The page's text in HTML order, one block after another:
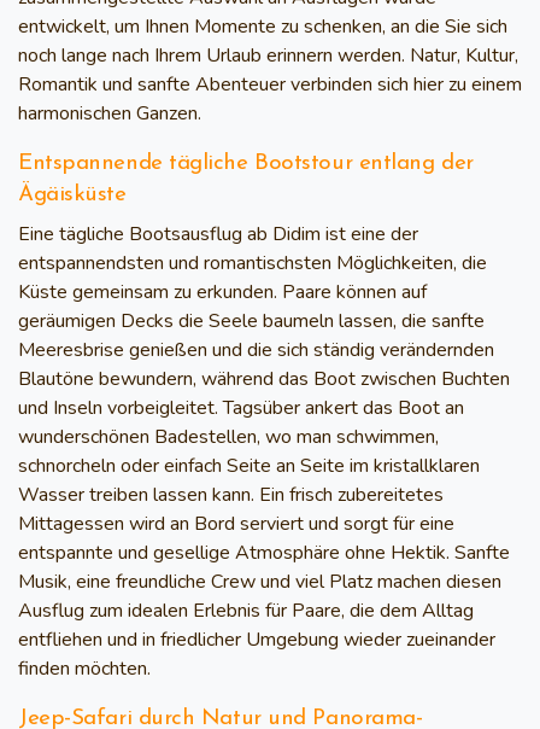
entwickelt, um Ihnen Momente zu schenken, an die Sie sich
noch lange nach Ihrem Urlaub erinnern werden. Natur, Kultur,
Romantik und sanfte Abenteuer verbinden sich hier zu einem
harmonischen Ganzen.
Entspannende tägliche Bootstour entlang der
Ägäisküste
Eine tägliche Bootsausflug ab Didim ist eine der
entspannendsten und romantischsten Möglichkeiten, die
Küste gemeinsam zu erkunden. Paare können auf
geräumigen Decks die Seele baumeln lassen, die sanfte
Meeresbrise genießen und die sich ständig verändernden
Blautöne bewundern, während das Boot zwischen Buchten
und Inseln vorbeigleitet. Tagsüber ankert das Boot an
wunderschönen Badestellen, wo man schwimmen,
schnorcheln oder einfach Seite an Seite im kristallklaren
Wasser treiben lassen kann. Ein frisch zubereitetes
Mittagessen wird an Bord serviert und sorgt für eine
entspannte und gesellige Atmosphäre ohne Hektik. Sanfte
Musik, eine freundliche Crew und viel Platz machen diesen
Ausflug zum idealen Erlebnis für Paare, die dem Alltag
entfliehen und in friedlicher Umgebung wieder zueinander
finden möchten.
Jeep-Safari durch Natur und Panorama-